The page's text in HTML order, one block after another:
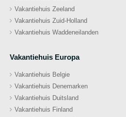
Vakantiehuis Zeeland
Vakantiehuis Zuid-Holland
Vakantiehuis Waddeneilanden
Vakantiehuis Europa
Vakantiehuis Belgie
Vakantiehuis Denemarken
Vakantiehuis Duitsland
Vakantiehuis Finland